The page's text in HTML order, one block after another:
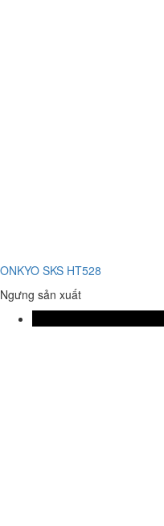
ONKYO SKS HT528
Ngưng sản xuất